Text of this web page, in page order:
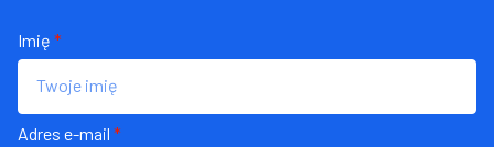
Imię *
Adres e-mail *